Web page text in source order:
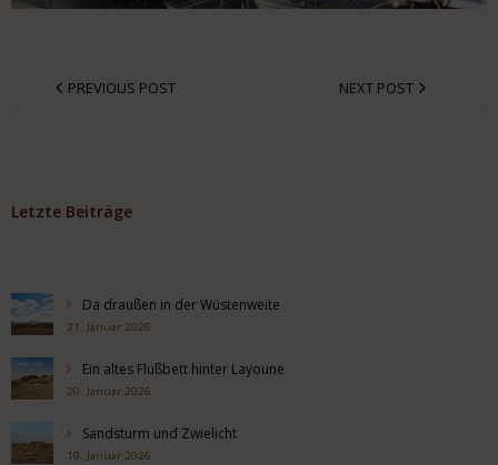
PREVIOUS POST NEXT POST
Letzte Beiträge
Da draußen in der Wüstenweite
21. Januar 2026
Ein altes Flußbett hinter Layoune
20. Januar 2026
Sandsturm und Zwielicht
19. Januar 2026